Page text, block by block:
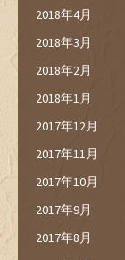
2018年4月
2018年3月
2018年2月
2018年1月
2017年12月
2017年11月
2017年10月
2017年9月
2017年8月